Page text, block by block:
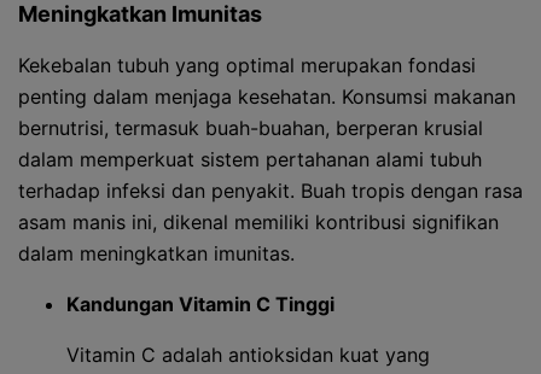
Meningkatkan Imunitas
Kekebalan tubuh yang optimal merupakan fondasi
penting dalam menjaga kesehatan. Konsumsi makanan
bernutrisi, termasuk buah-buahan, berperan krusial
dalam memperkuat sistem pertahanan alami tubuh
terhadap infeksi dan penyakit. Buah tropis dengan rasa
asam manis ini, dikenal memiliki kontribusi signifikan
dalam meningkatkan imunitas.
Kandungan Vitamin C Tinggi
Vitamin C adalah antioksidan kuat yang